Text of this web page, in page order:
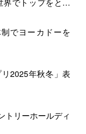
拡大を」
でヨーカドーを
2025年秋冬」表
トリーホールディ